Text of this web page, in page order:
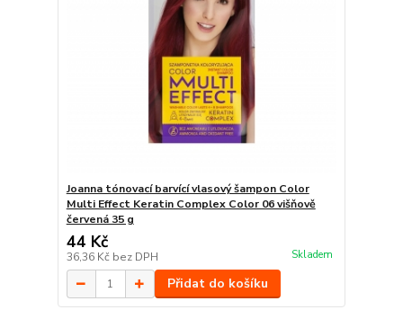
Joanna tónovací barvící vlasový šampon Color
Multi Effect Keratin Complex Color 06 višňově
červená 35 g
44 Kč
36,36 Kč bez DPH Skladem
Přidat do košíku